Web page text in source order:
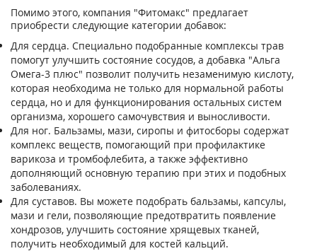
Помимо этого, компания "Фитомакс" предлагает
приобрести следующие категории добавок:
Для сердца. Специально подобранные комплексы трав
помогут улучшить состояние сосудов, а добавка "Альга
Омега-3 плюс" позволит получить незаменимую кислоту,
которая необходима не только для нормальной работы
сердца, но и для функционирования остальных систем
организма, хорошего самочувствия и выносливости.
Для ног. Бальзамы, мази, сиропы и фитосборы содержат
комплекс веществ, помогающий при профилактике
варикоза и тромбофлебита, а также эффективно
дополняющий основную терапию при этих и подобных
заболеваниях.
Для суставов. Вы можете подобрать бальзамы, капсулы,
мази и гели, позволяющие предотвратить появление
хондрозов, улучшить состояние хрящевых тканей,
получить необходимый для костей кальций.